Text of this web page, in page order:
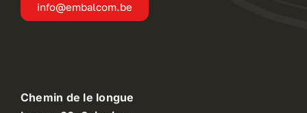
info@embalcom.be
Chemin de le longue